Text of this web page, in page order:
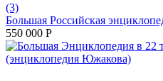
(3)
Большая Российская
550 000 Р